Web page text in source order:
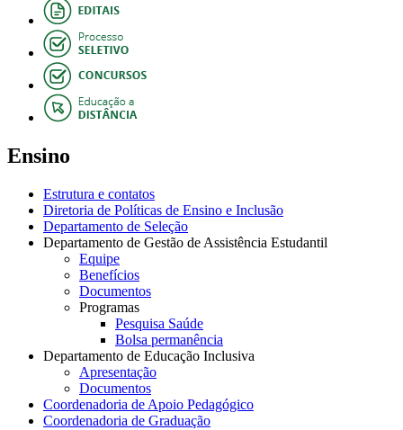
Ensino
Estrutura e contatos
Diretoria de Políticas de Ensino e Inclusão
Departamento de Seleção
Departamento de Gestão de Assistência Estudantil
Equipe
Benefícios
Documentos
Programas
Pesquisa Saúde
Bolsa permanência
Departamento de Educação Inclusiva
Apresentação
Documentos
Coordenadoria de Apoio Pedagógico
Coordenadoria de Graduação